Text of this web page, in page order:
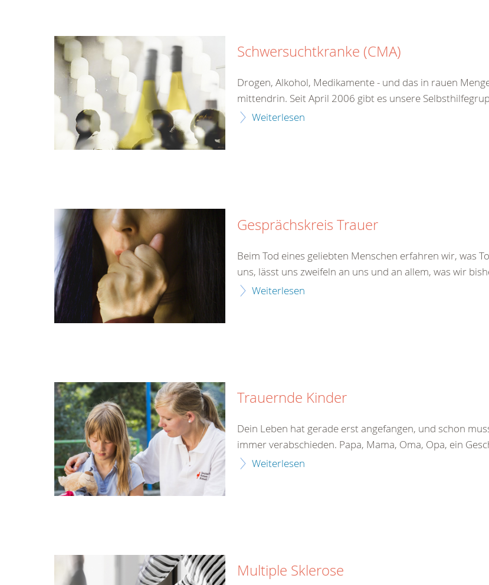
Schwersuchtkranke (CMA)
Drogen, Alkohol, Medikamente - und das in rauen
mittendrin. Seit April 2006 gibt es unsere
Weiterlesen
Gesprächskreis Trauer
Beim Tod eines geliebten Menschen erfahren wir, was
uns, lässt uns zweifeln an uns und an allem, was wir
Weiterlesen
Trauernde Kinder
Dein Leben hat gerade erst angefangen, und schon
immer verabschieden. Papa, Mama, Oma, Opa, ein
Weiterlesen
Multiple Sklerose